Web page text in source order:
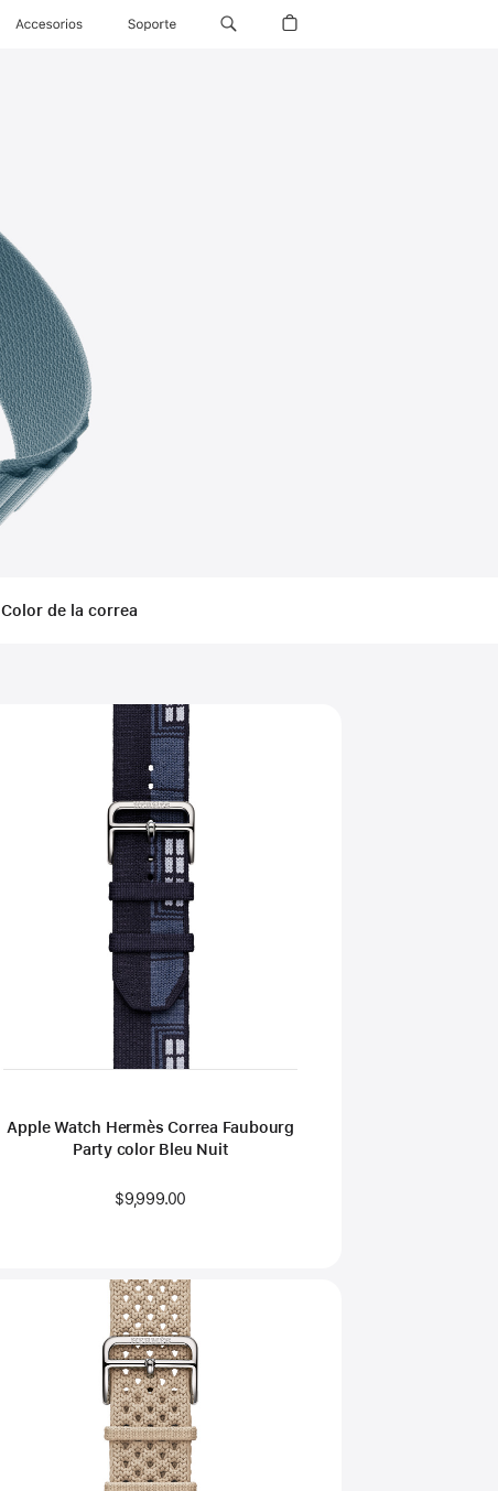
Accesorios Soporte
Color de la correa
Apple Watch Hermès Correa Faubourg
Party color Bleu Nuit
$9,999.00